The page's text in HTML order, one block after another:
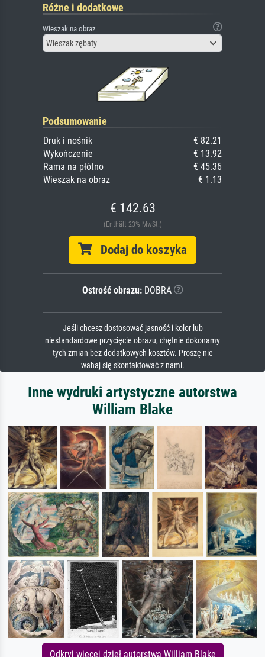
Różne i dodatkowe
Wieszak na obraz
Wieszak zębaty
Podsumowanie
Druk i nośnik
€ 82.21
Wykończenie
€ 13.92
Rama na płótno
€ 45.36
Wieszak na obraz
€ 1.13
€ 142.63
(Enthält 23% MwSt.)
Dodaj do koszyka
Ostrość obrazu:DOBRA
Jeśli chcesz dostosować jasność i kolor lub
niestandardowe przycięcie obrazu, chętnie dokonamy
tych zmian bez dodatkowych kosztów. Proszę nie
wahaj się skontaktować z nami.
Inne wydruki artystyczne autorstwa
William Blake
Odkryj więcej dzieł autorstwa William Blake